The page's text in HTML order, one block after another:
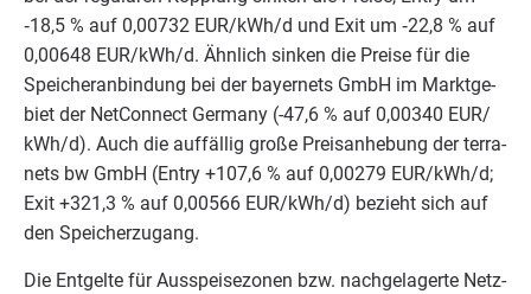
‑18,5 % auf 0,00732 EUR/​kWh/​d und Exit um ‑22,8 % auf
0,00648 EUR/​kWh/​d. Ähn­lich sin­ken die Prei­se für die
Spei­cher­an­bin­dung bei der bay­ern­ets GmbH im Markt­ge­
biet der Net­Con­nect Ger­ma­ny (-47,6 % auf 0,00340 EUR/​
kWh/​d). Auch die auf­fäl­lig gro­ße Preis­an­he­bung der ter­ra­
nets bw GmbH (Ent­ry +107,6 % auf 0,00279 EUR/​kWh/​d;
Exit +321 ,3 % auf 0,00566 EUR/​kWh/​d) bezieht sich auf
den Speicherzugang.
Die Ent­gel­te für Aus­spei­se­zo­nen bzw. nach­ge­la­ger­te Netz­